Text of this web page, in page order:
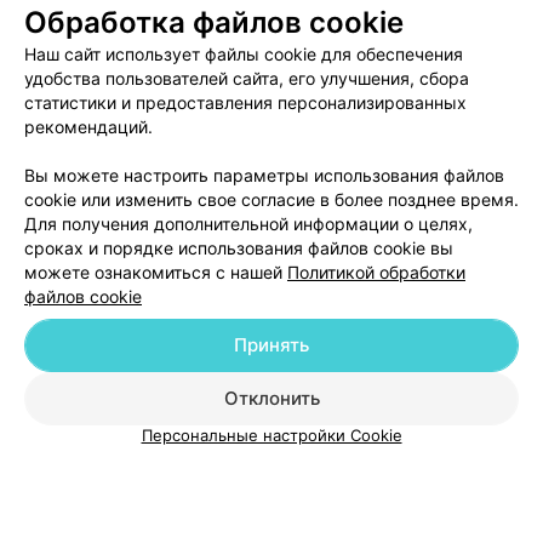
Добавить специалиста
Обработка файлов cookie
Наш сайт использует файлы cookie для обеспечения
удобства пользователей сайта, его улучшения, сбора
статистики и предоставления персонализированных
рекомендаций.
Вы можете настроить параметры использования файлов
cookie или изменить свое согласие в более позднее время.
Для получения дополнительной информации о целях,
сроках и порядке использования файлов cookie вы
можете ознакомиться с нашей Политикой обработки
файлов cookie
Отклонить
Принять
Персональные настройки Cookie